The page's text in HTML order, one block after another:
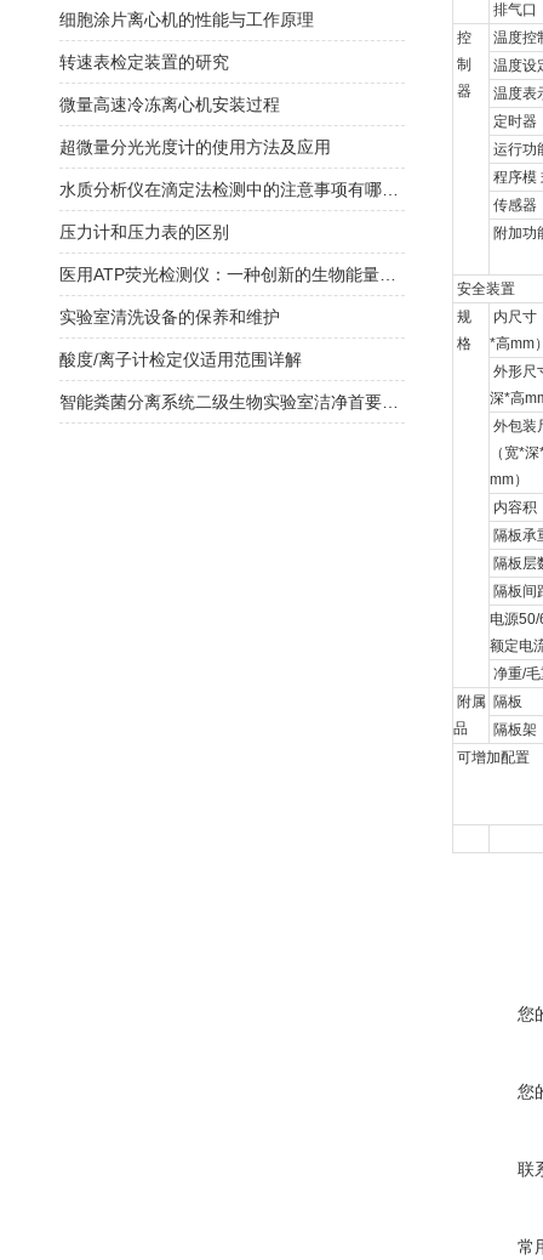
排气口
控
制
器
温度控
温度设
温度表
定时器
运行功
程序模
传感器
附加功
安全装置
规
格
内尺寸
*高mm
外形尺
深*高
外包装
（宽*深
mm）
内容积
隔板承
隔板层
隔板间
电源50/
额定电
净重/毛
附属
品
隔板
隔板架
可增加配置
您
您
联
常
细胞涂片离心机的性能与工作原理
转速表检定装置的研究
微量高速冷冻离心机安装过程
超微量分光光度计的使用方法及应用
压力计和压力表的区别
实验室清洗设备的保养和维护
酸度/离子计检定仪适用范围详解